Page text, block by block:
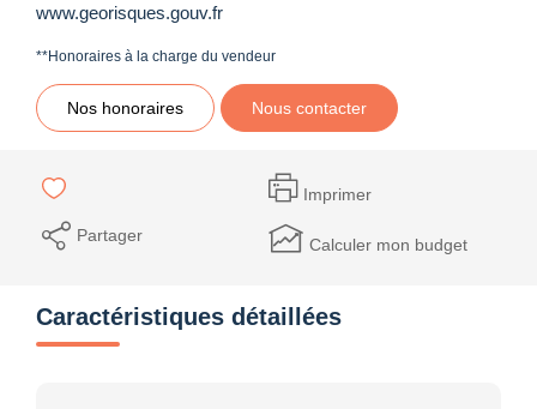
www.georisques.gouv.fr
**Honoraires à la charge du vendeur
Nos honoraires Nous contacter
Imprimer
Partager Calculer mon budget
Caractéristiques détaillées